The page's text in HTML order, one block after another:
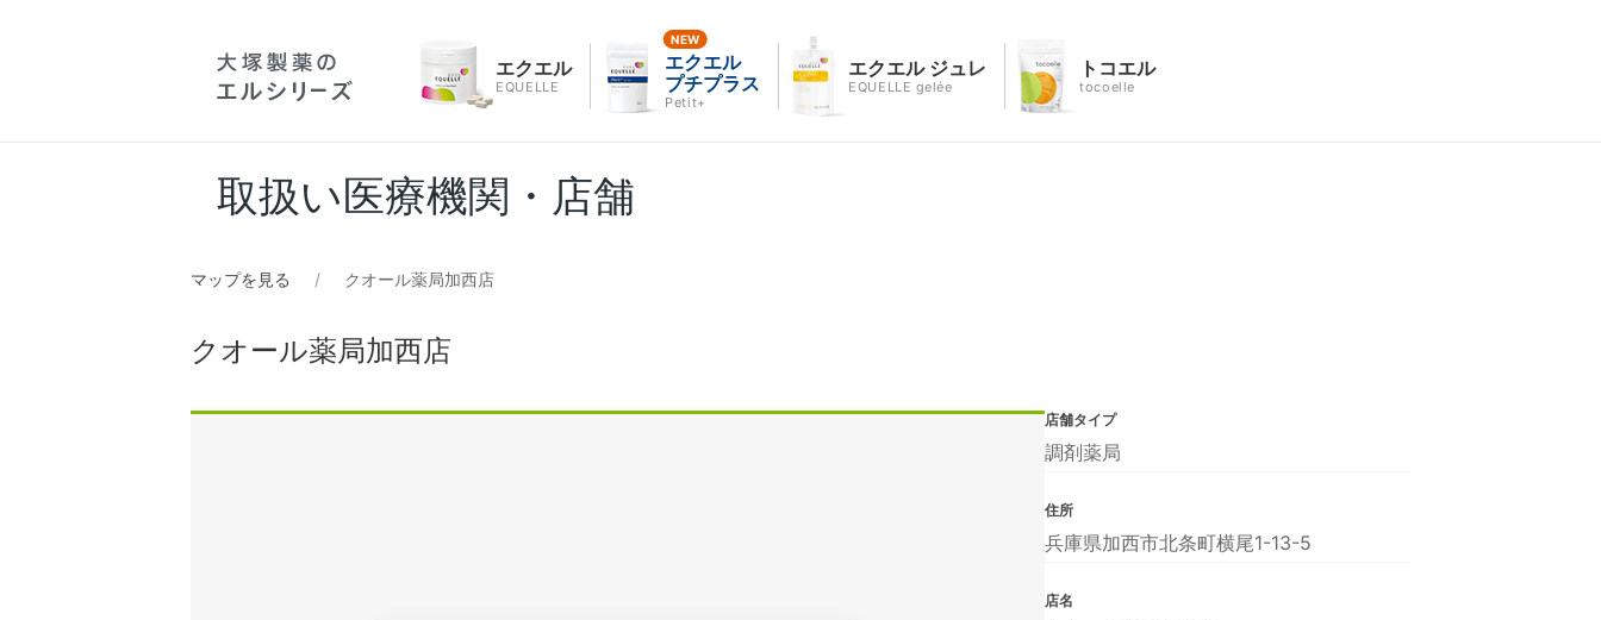
エクエル
EQUELLE
エクエル
プチプラス
Petit+
エクエル ジュレ
EQUELLE gelée
トコエル
tocoelle
取扱い医療機関・店舗
マップを見る クオール薬局加西店
クオール薬局加西店
店舗タイプ
調剤薬局
住所
兵庫県加西市北条町横尾1-13-5
店名